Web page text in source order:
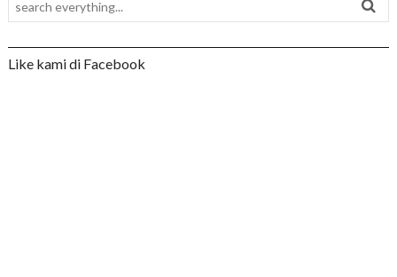
Like kami di Facebook